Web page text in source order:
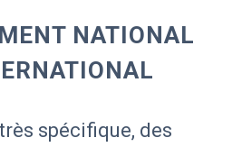
NATIONAL
spécifique, des